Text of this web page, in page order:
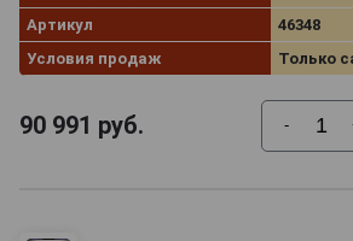
Артикул
46348
Условия продаж
Только
90 991 руб. -